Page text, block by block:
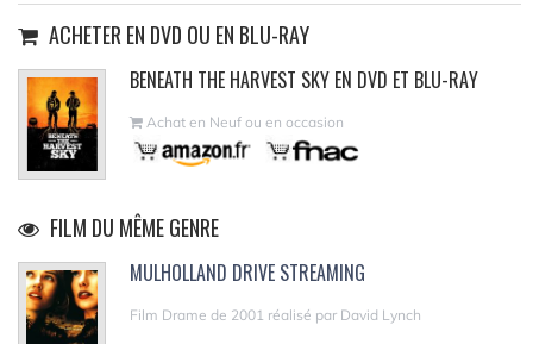
ACHETER EN DVD OU EN BLU-RAY
BENEATH THE HARVEST SKY EN DVD ET BLU-RAY
Achat en Neuf ou en occasion
FILM DU MÊME GENRE
MULHOLLAND DRIVE STREAMING
Film Drame de 2001 réalisé par David Lynch